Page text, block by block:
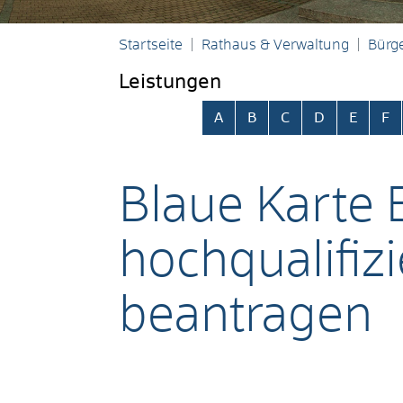
Startseite Rathaus & Verwaltung
Leistungen
Alphabetisches Register
A B C D E F
Blaue Karte
beantragen